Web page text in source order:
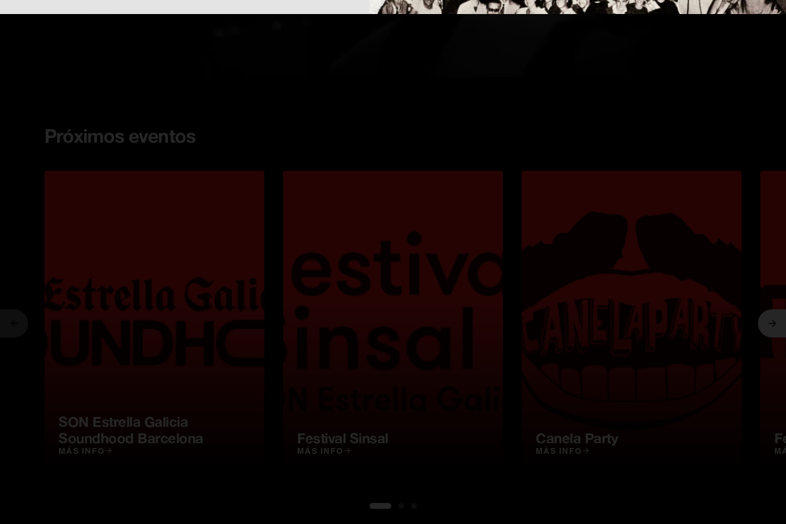
Próximos eventos
SON Estrella Galicia
Soundhood Barcelona
MÁS INFO
Festival Sinsal
MÁS INFO
Canela Party
MÁS INFO
Anterior
1